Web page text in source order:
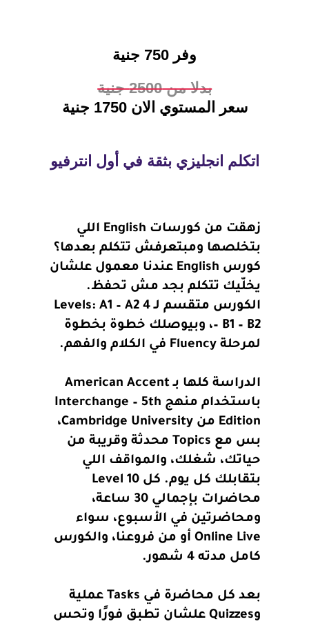
بدلا من 2500 جنية
سعر المستوي الان 1750 جنية
اتكلم انجليزي بثقة في أول انترفيو
زهقت من كورسات English اللي
بتخلصها ومبتعرفش تتكلم بعدها؟
كورس English عندنا معمول علشان
يخلّيك تتكلم بجد مش تحفظ.
الكورس متقسم لـ 4 Levels: A1 – A2
– B1 – B2، وبيوصلك خطوة بخطوة
لمرحلة Fluency في الكلام والفهم.
الدراسة كلها بـ American Accent
باستخدام منهج Interchange – 5th
Edition من Cambridge University،
بس مع Topics محدثة وقريبة من
حياتك، شغلك، والمواقف اللي
بتقابلك كل يوم. كل Level 10
محاضرات بإجمالي 30 ساعة،
ومحاضرتين في الأسبوع، سواء
Online Live أو من فروعنا، والكورس
كامل مدته 4 شهور.
بعد كل محاضرة في Tasks عملية
وQuizzes علشان تطبق فورًا وتحس